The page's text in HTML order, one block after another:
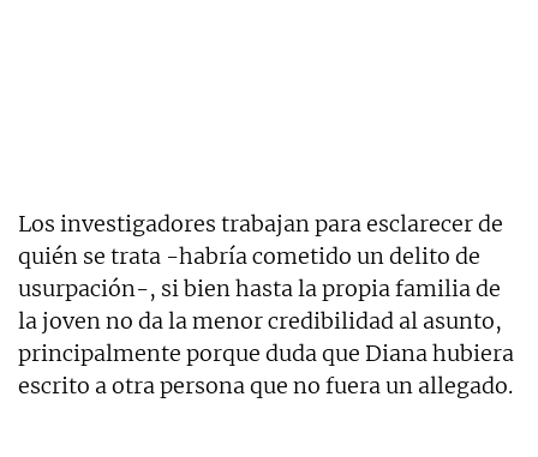
Los investigadores trabajan para esclarecer de
quién se trata -habría cometido un delito de
usurpación-, si bien hasta la propia familia de
la joven no da la menor credibilidad al asunto,
principalmente porque duda que Diana hubiera
escrito a otra persona que no fuera un allegado.